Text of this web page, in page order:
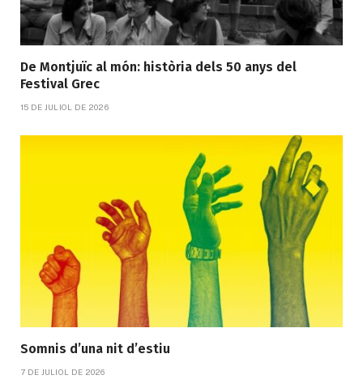
De Montjuïc al món: història dels 50 anys del
Festival Grec
15 DE JULIOL DE 2026
Somnis d’una nit d’estiu
7 DE JULIOL DE 2026